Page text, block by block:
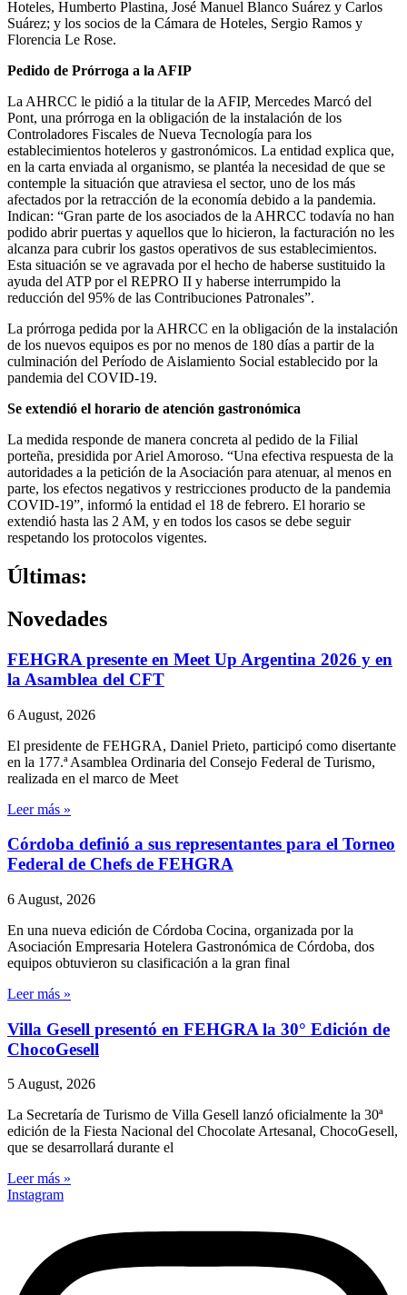
Hoteles, Humberto Plastina, José Manuel Blanco Suárez y Carlos
Suárez; y los socios de la Cámara de Hoteles, Sergio Ramos y
Florencia Le Rose.
Pedido de Prórroga a la AFIP
La AHRCC le pidió a la titular de la AFIP, Mercedes Marcó del
Pont, una prórroga en la obligación de la instalación de los
Controladores Fiscales de Nueva Tecnología para los
establecimientos hoteleros y gastronómicos. La entidad explica que,
en la carta enviada al organismo, se plantéa la necesidad de que se
contemple la situación que atraviesa el sector, uno de los más
afectados por la retracción de la economía debido a la pandemia.
Indican: “Gran parte de los asociados de la AHRCC todavía no han
podido abrir puertas y aquellos que lo hicieron, la facturación no les
alcanza para cubrir los gastos operativos de sus establecimientos.
Esta situación se ve agravada por el hecho de haberse sustituido la
ayuda del ATP por el REPRO II y haberse interrumpido la
reducción del 95% de las Contribuciones Patronales”.
La prórroga pedida por la AHRCC en la obligación de la instalación
de los nuevos equipos es por no menos de 180 días a partir de la
culminación del Período de Aislamiento Social establecido por la
pandemia del COVID-19.
Se extendió el horario de atención gastronómica
La medida responde de manera concreta al pedido de la Filial
porteña, presidida por Ariel Amoroso. “Una efectiva respuesta de la
autoridades a la petición de la Asociación para atenuar, al menos en
parte, los efectos negativos y restricciones producto de la pandemia
COVID-19”, informó la entidad el 18 de febrero. El horario se
extendió hasta las 2 AM, y en todos los casos se debe seguir
respetando los protocolos vigentes.
Últimas:
Novedades
FEHGRA presente en Meet Up Argentina 2026 y en
la Asamblea del CFT
6 August, 2026
El presidente de FEHGRA, Daniel Prieto, participó como disertante
en la 177.ª Asamblea Ordinaria del Consejo Federal de Turismo,
realizada en el marco de Meet
Leer más »
Córdoba definió a sus representantes para el Torneo
Federal de Chefs de FEHGRA
6 August, 2026
En una nueva edición de Córdoba Cocina, organizada por la
Asociación Empresaria Hotelera Gastronómica de Córdoba, dos
equipos obtuvieron su clasificación a la gran final
Leer más »
Villa Gesell presentó en FEHGRA la 30° Edición de
ChocoGesell
5 August, 2026
La Secretaría de Turismo de Villa Gesell lanzó oficialmente la 30ª
edición de la Fiesta Nacional del Chocolate Artesanal, ChocoGesell,
que se desarrollará durante el
Leer más »
Instagram